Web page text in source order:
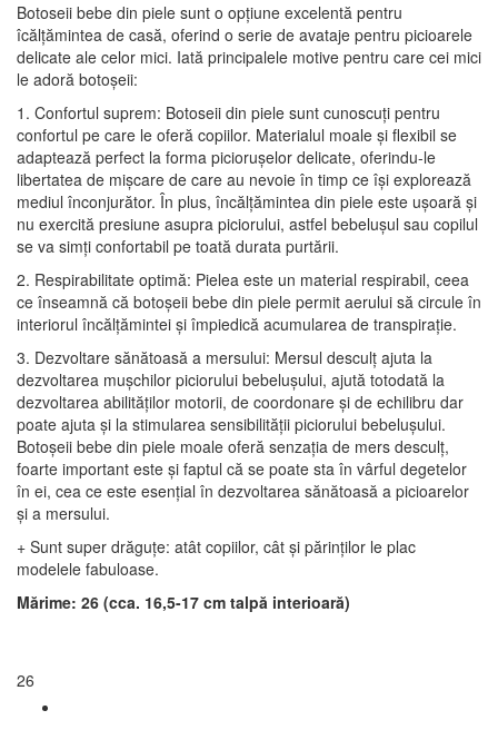
Botoseii bebe din piele sunt o opțiune excelentă pentru
îcălțămintea de casă, oferind o serie de avataje pentru picioarele
delicate ale celor mici. Iată principalele motive pentru care cei mici
le adoră botoșeii:
1. Confortul suprem: Botoseii din piele sunt cunoscuți pentru
confortul pe care le oferă copiilor. Materialul moale și flexibil se
adaptează perfect la forma piciorușelor delicate, oferindu-le
libertatea de mișcare de care au nevoie în timp ce își explorează
mediul înconjurător. În plus, încălțămintea din piele este ușoară și
nu exercită presiune asupra piciorului, astfel bebelușul sau copilul
se va simți confortabil pe toată durata purtării.
2. Respirabilitate optimă: Pielea este un material respirabil, ceea
ce înseamnă că botoșeii bebe din piele permit aerului să circule în
interiorul încălțămintei și împiedică acumularea de transpirație.
3. Dezvoltare sănătoasă a mersului: Mersul desculț ajuta la
dezvoltarea mușchilor piciorului bebelușului, ajută totodată la
dezvoltarea abilităților motorii, de coordonare și de echilibru dar
poate ajuta și la stimularea sensibilității piciorului bebelușului.
Botoșeii bebe din piele moale oferă senzația de mers desculț,
foarte important este și faptul că se poate sta în vârful degetelor
în ei, cea ce este esențial în dezvoltarea sănătoasă a picioarelor
și a mersului.
+ Sunt super drăguțe: atât copiilor, cât și părinților le plac
modelele fabuloase.
Mărime: 26 (cca. 16,5-17 cm talpă interioară)
26